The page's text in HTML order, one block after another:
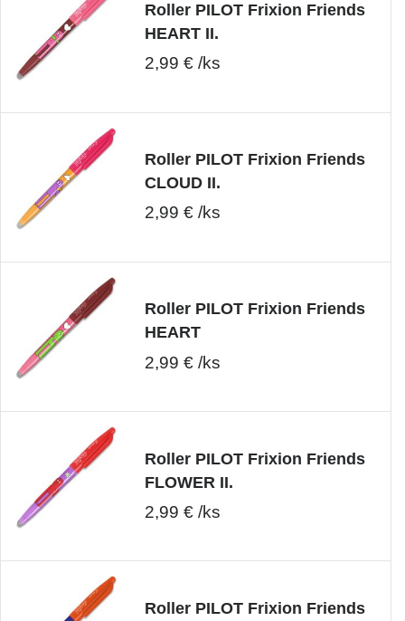
Roller PILOT Frixion Friends
HEART II.
2,99 € /ks
Roller PILOT Frixion Friends
CLOUD II.
2,99 € /ks
Roller PILOT Frixion Friends
HEART
2,99 € /ks
Roller PILOT Frixion Friends
FLOWER II.
2,99 € /ks
Roller PILOT Frixion Friends